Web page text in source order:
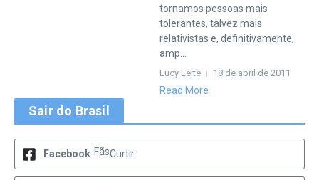
tornamos pessoas mais
tolerantes, talvez mais
relativistas e, definitivamente,
amp...
Lucy Leite 18 de abril de 2011
Read More
Sair do Brasil
Facebook FãsCurtir